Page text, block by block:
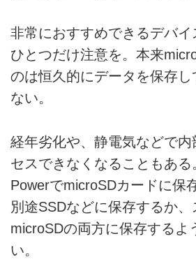
非常におすすめできるデバイ
ひとつだけ注意を。本来
のは恒久的にデータを保存し
ない。
経年劣化や、静電気などで内
セスできなくなることもあ
PowerでmicroSDカードに保
別途SSDなどに保存するか、
microSDの両方に保存するよ
い。